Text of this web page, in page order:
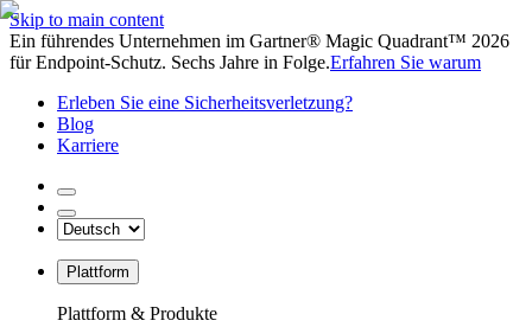
Skip to main content
Ein führendes Unternehmen im Gartner® Magic Quadrant™ 2026
für Endpoint-Schutz. Sechs Jahre in Folge.Erfahren Sie warum
Erleben Sie eine Sicherheitsverletzung?
Blog
Karriere
Plattform
Plattform & Produkte